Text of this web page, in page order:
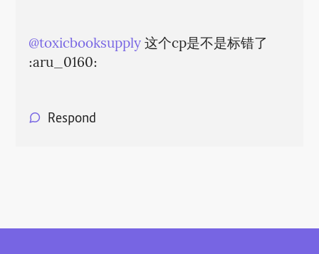
@toxicbooksupply这个cp是不是标错了
:aru_0160:
Respond